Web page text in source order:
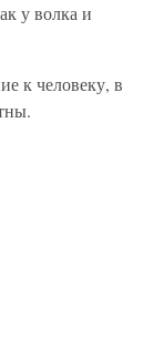
у волка и
к человеку, в